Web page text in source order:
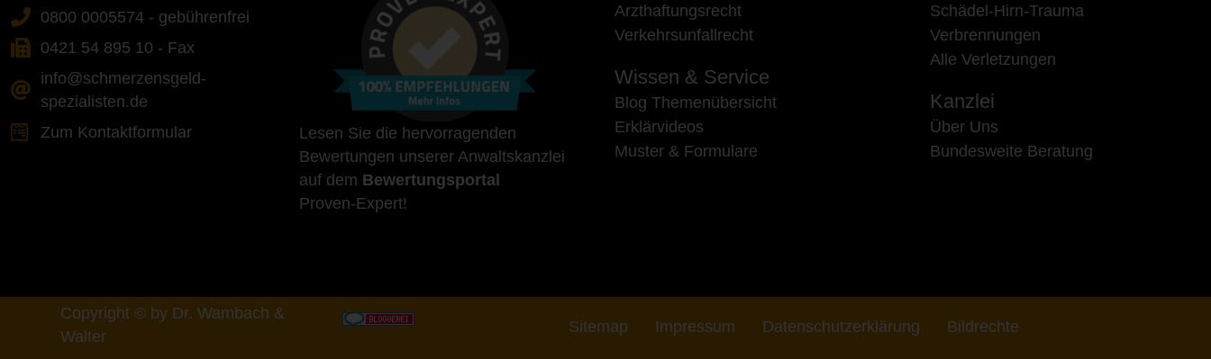
0800 0005574 - gebührenfrei
0421 54 895 10 - Fax
info@schmerzensgeld-
spezialisten.de
Zum Kontaktformular
Lesen Sie die hervorragenden
Bewertungen unserer Anwaltskanzlei
auf dem Bewertungsportal
Proven-Expert!
Arzthaftungsrecht
Verkehrsunfallrecht
Wissen & Service
Blog Themenübersicht
Erklärvideos
Muster & Formulare
Schädel-Hirn-Trauma
Verbrennungen
Alle Verletzungen
Kanzlei
Über Uns
Bundesweite Beratung
Copyright © by Dr. Wambach &
Walter
Sitemap Impressum Datenschutzerklärung Bildrechte